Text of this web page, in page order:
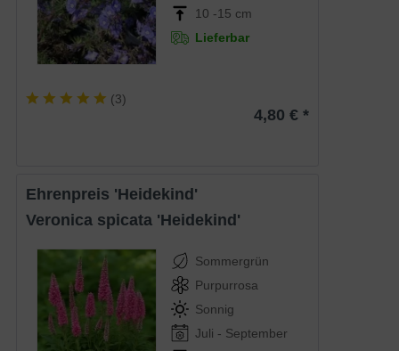
10 -15 cm
Lieferbar
(3)
4,80 € *
Ehrenpreis 'Heidekind'
Veronica spicata 'Heidekind'
Sommergrün
Purpurrosa
Sonnig
Juli - September